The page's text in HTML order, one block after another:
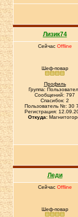
Лизик74
Сейчас Offline
Шеф-повар
Профиль
Группа:
Сообщений: 797
Спасибок: 2
Пользователь №: 30
Регистрация:
Откуда:
Леди
Сейчас Offline
Шеф-повар